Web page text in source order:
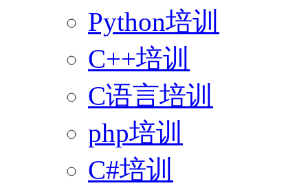
Python培训
C++培训
C语言培训
php培训
C#培训